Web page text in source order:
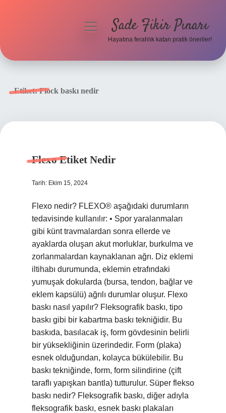
menüyüSade Fikir Pınarı
Hayatına ferahlık katan pratik öneriler!
Etiket:Flock baskı nedir
Flexo Etiket Nedir
Tarih: Ekim 15, 2024
Flexo nedir? FLEXO® aşağıdaki durumların
tedavisinde kullanılır: • Spor yaralanmaları
gibi künt travmalardan sonra ellerde ve
ayaklarda oluşan akut morluklar, burkulma ve
zorlanmalardan kaynaklanan ağrı. Diz eklemi
iltihabı durumunda, eklemin etrafındaki
yumuşak dokularda (bursa, tendon, bağlar ve
eklem kapsülü) ağrılı durumlar oluşur. Flexo
baskı nasıl yapılır? Fleksografik baskı, tipo
baskı gibi bir kabartma baskı tekniğidir. Bu
baskıda, basılacak iş, form gövdesinin belirli
bir yüksekliğinin üzerindedir. Form (plaka)
esnek olduğundan, kolayca bükülebilir. Bu
baskı tekniğinde, form, form silindirine (çift
taraflı yapışkan bantla) tutturulur. Süper flekso
baskı nedir? Fleksografik baskı, diğer adıyla
fleksografik baskı, esnek baskı plakaları